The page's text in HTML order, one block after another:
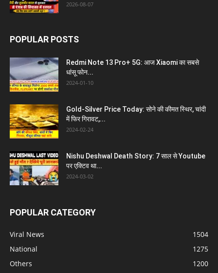
2026-08-07
POPULAR POSTS
Redmi Note 13 Pro+ 5G: आज Xiaomi का सबसे
धांसू फोन...
2024-01-10
Gold-Silver Price Today: सोने की कीमत स्थिर, चांदी
में फिर गिरावट,...
2024-02-24
Nishu Deshwal Death Story: 7 साल से Youtube
पर एक्टिव था...
2024-03-02
POPULAR CATEGORY
Viral News
1504
National
1275
Others
1200